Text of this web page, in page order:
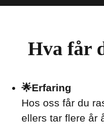
Hva får
🌟Erfaring
Hos oss får du
ellers tar flere år